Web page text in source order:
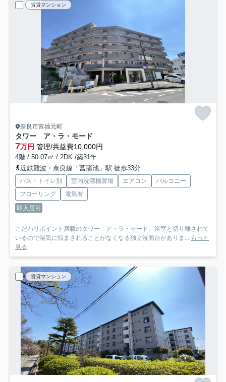
賃貸マンション
奈良市富雄元町
タワー ア・ラ・モード
7万円 管理/共益費10,000円
4階 / 50.07㎡ / 2DK /築31年
近鉄難波・奈良線「菖蒲池」駅 徒歩33分
バス・トイレ別 室内洗濯機置場 エアコン
バルコニー
フローリング
電気有
即入居可
こだわりポイント満載のタワー ア・ラ・モード。浴室と切り離されて
いるので湿気に悩まされることがなくなる独立洗面台がありま...
もっと
見る
賃貸マンション